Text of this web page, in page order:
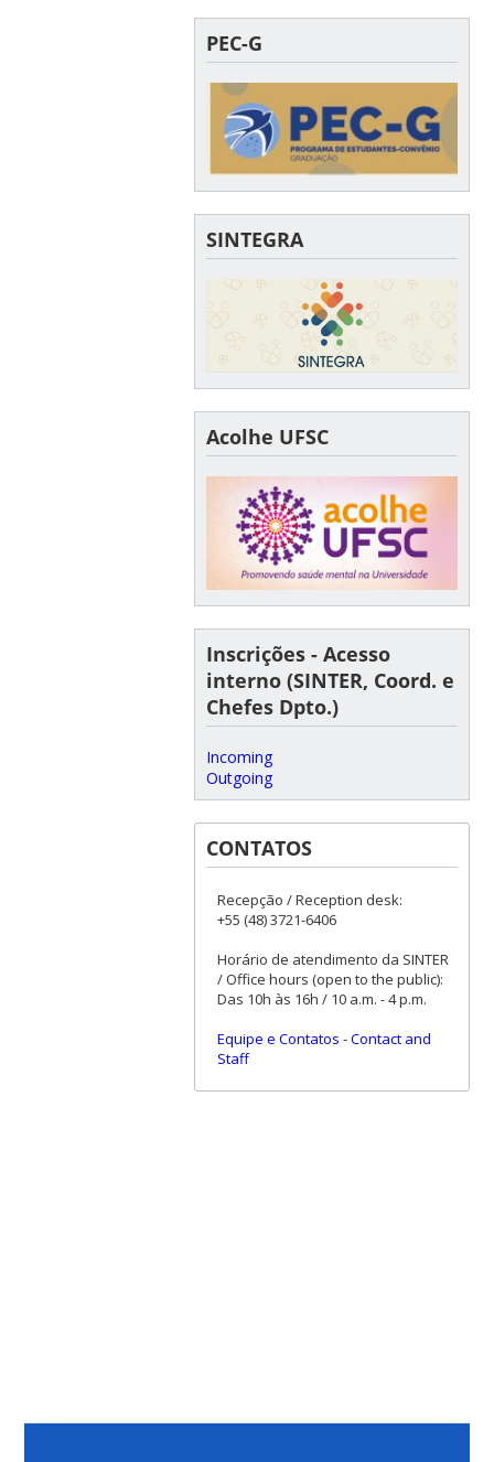
PEC-G
SINTEGRA
Acolhe UFSC
Inscrições - Acesso
interno (SINTER, Coord. e
Chefes Dpto.)
Incoming
Outgoing
CONTATOS
Recepção / Reception desk:
+55 (48) 3721-6406
Horário de atendimento da SINTER
/ Office hours (open to the public):
Das 10h às 16h / 10 a.m. - 4 p.m.
Equipe e Contatos -Contact and
Staff